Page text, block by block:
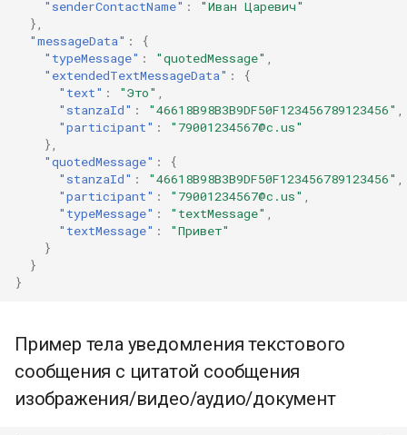
"senderContactName" :
"Иван Царевич"
},
"messageData" :
{
"typeMessage" : "quotedMessage" ,
"extendedTextMessageData" :
{
"text" : "Это" ,
"stanzaId" : "46618B98B3B9DF50F123456789123456" ,
"participant" :
"79001234567@c.us"
},
"quotedMessage" :
{
"stanzaId" : "46618B98B3B9DF50F123456789123456" ,
"participant" : "79001234567@c.us" ,
"typeMessage" : "textMessage" ,
"textMessage" :
"Привет"
}
}
}
Пример тела уведомления текстового
сообщения с цитатой сообщения
изображения/видео/аудио/документ